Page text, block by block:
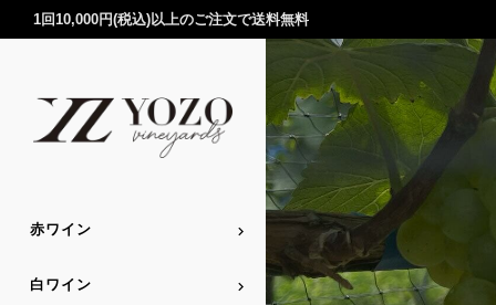
1回10,000円(税込)以上のご注文で送料無料
赤ワイン
白ワイン